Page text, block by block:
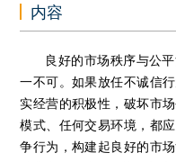
内容
良好的市场秩序与公
一不可。如果放任不诚信
实经营的积极性，破坏市
模式、任何交易环境，都
争行为，构建起良好的市